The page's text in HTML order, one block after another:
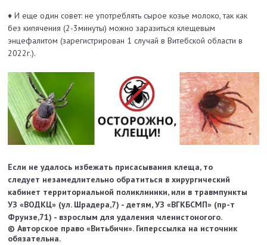
♦ И еще один совет: не употреблять сырое козье молоко, так как
без кипячения (2-3минуты) можно заразиться клещевым
энцефалитом (зарегистрирован 1 случай в Витебской области в
2022г.).
Если не удалось избежать присасывания клеща, то
следует незамедлительно обратиться в хирургический
кабинет территориальной поликлиники, или в травмпункты
УЗ «ВОДКЦ» (ул. Шрадера,7) - детям, УЗ «ВГКБСМП» (пр-т
Фрунзе,71) - взрослым для удаления членистоногого.
© Авторское право «Витьбичи». Гиперссылка на источник
обязательна.